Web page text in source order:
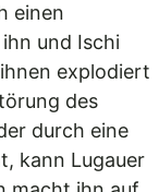
einen
und Ischi
explodiert
des
durch eine
kann Lugauer